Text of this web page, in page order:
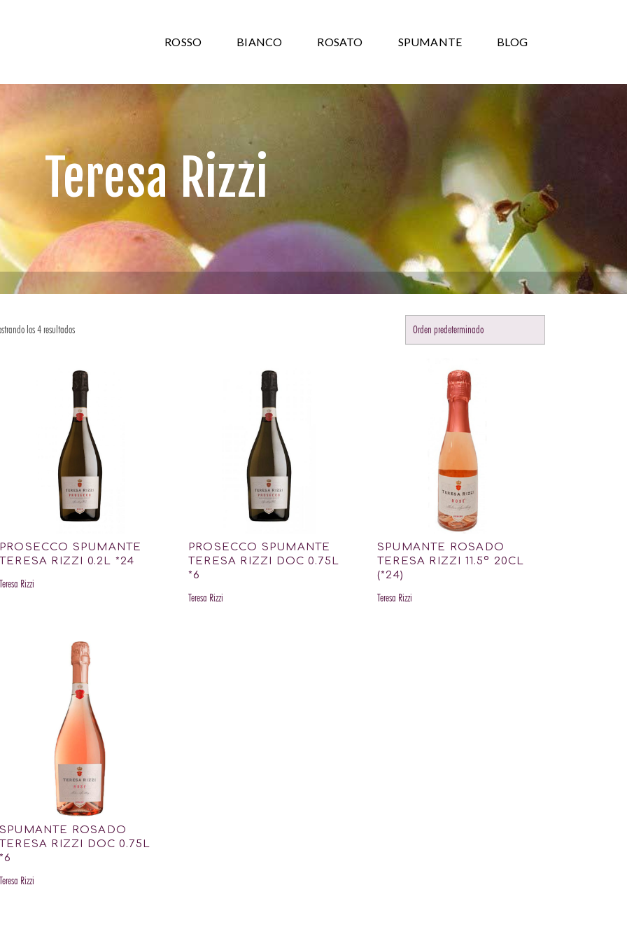
ROSSO BIANCO ROSATO SPUMANTE BLOG
Teresa Rizzi
los 4 resultados
PROSECCO SPUMANTE
TERESA RIZZI 0.2L *24
Teresa Rizzi
PROSECCO SPUMANTE
TERESA RIZZI DOC 0.75L
*6
Teresa Rizzi
SPUMANTE ROSADO
TERESA RIZZI 11.5º 20CL
(*24)
Teresa Rizzi
SPUMANTE ROSADO
TERESA RIZZI DOC 0.75L
*6
Teresa Rizzi